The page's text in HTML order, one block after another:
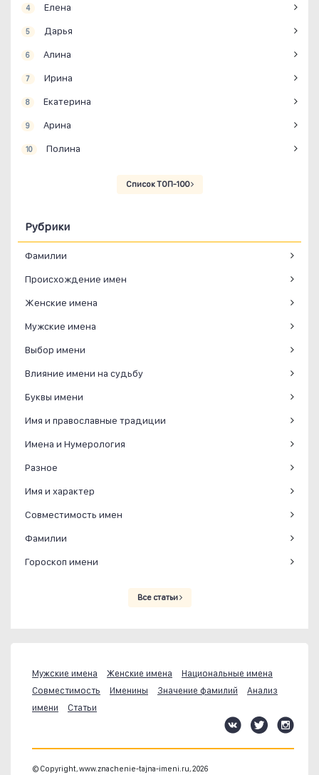
4 Елена
5 Дарья
6 Алина
7 Ирина
8 Екатерина
9 Арина
10 Полина
Список ТОП-100
Рубрики
Фамилии
Происхождение имен
Женские имена
Мужские имена
Выбор имени
Влияние имени на судьбу
Буквы имени
Имя и православные традиции
Имена и Нумерология
Разное
Имя и характер
Совместимость имен
Фамилии
Гороскоп имени
Все статьи
Мужские имена Женские имена
Национальные имена
Совместимость
Именины Значение фамилий
Анализ
имени
Статьи
© Copyright, www.znachenie-tajna-imeni.ru, 2026